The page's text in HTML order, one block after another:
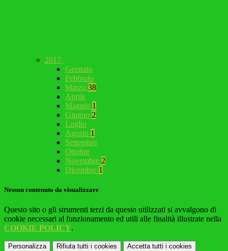
2017
Gennaio
Febbraio
Marzo 38
Aprile
Maggio 1
Giugno 2
Luglio
Agosto 1
Settembre
Ottobre
Novembre 2
Dicembre 1
Nessun contenuto da visualizzare
Questo sito o gli strumenti terzi da questo utilizzati si avvalgono di
cookie necessari al funzionamento ed utili alle finalità illustrate nella
COOKIE POLICY.
Personalizza Rifiuta tutti i cookies Accetta tutti i cookies